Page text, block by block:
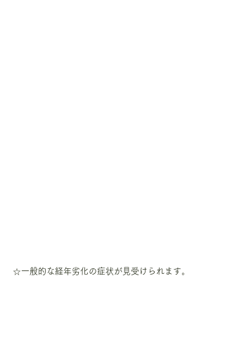
☆一般的な経年劣化の症状が見受けられます。